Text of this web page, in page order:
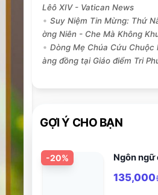
Lêô XIV - Vatican News
Suy Niệm Tin Mừng: Thứ
ờng Niên - Che Mà Không
Dòng Mẹ Chúa Cứu
àng đồng tại Giáo điểm Tri
GỢI Ý CHO BẠN
-20% Ngôn ngữ
135,000